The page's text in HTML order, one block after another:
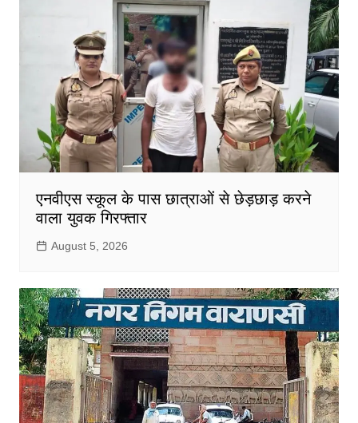
एनवीएस स्कूल के पास छात्राओं से छेड़छाड़ करने
वाला युवक गिरफ्तार
August 5, 2026